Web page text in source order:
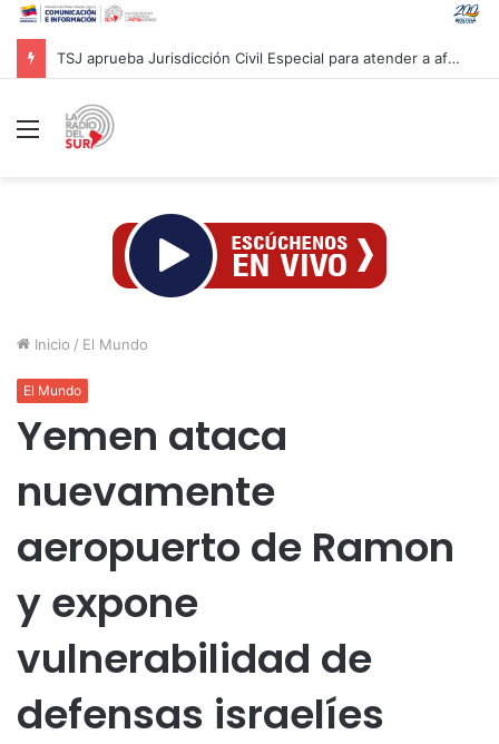
TSJ aprueba Jurisdicción Civil Especial para atender a afectados por sismos en Venezuela
Menú
Inicio / El Mundo
El Mundo
Yemen ataca
nuevamente
aeropuerto de Ramon
y expone
vulnerabilidad de
defensas israelíes